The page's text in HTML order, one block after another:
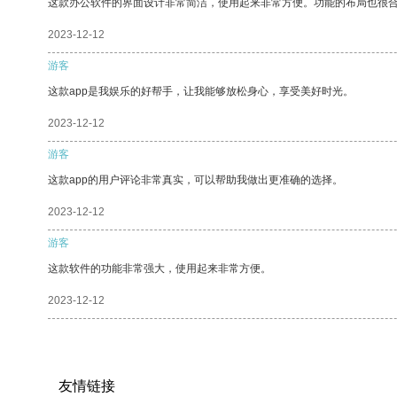
这款办公软件的界面设计非常简洁，使用起来非常方便。功能的布局也很
2023-12-12
游客
这款app是我娱乐的好帮手，让我能够放松身心，享受美好时光。
2023-12-12
游客
这款app的用户评论非常真实，可以帮助我做出更准确的选择。
2023-12-12
游客
这款软件的功能非常强大，使用起来非常方便。
2023-12-12
友情链接